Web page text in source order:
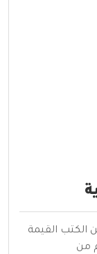
الكتب القيمة
من